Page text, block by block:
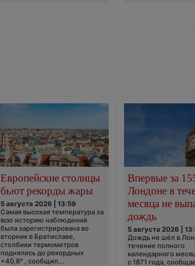
Европейские столицы
бьют рекорды жары
5 августа 2026 | 13:59
Самая высокая температура за
всю историю наблюдений
была зарегистрирована во
вторник в Братиславе,
столбики термометров
поднялись до рекордных
+40,8° , сообщил...
Впервые за
Лондоне в
месяца не
дождь
5 августа 2026 |
Дождь не шёл в
течение полного
календарного
с 1871 года,